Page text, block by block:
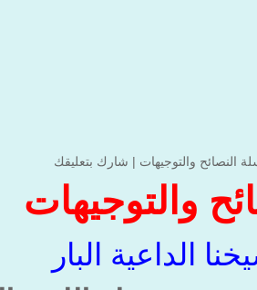
النصائح والتوجيهات | شارك بتعليقك
والتوجيهات
الداعية البار